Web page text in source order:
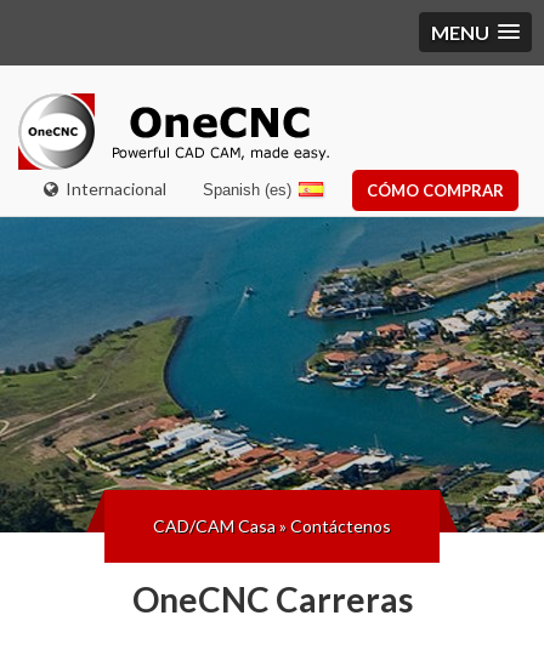
MENU
Internacional CÓMO COMPRAR
Spanish (es)
CAD/CAM Casa»Contáctenos
OneCNC Carreras